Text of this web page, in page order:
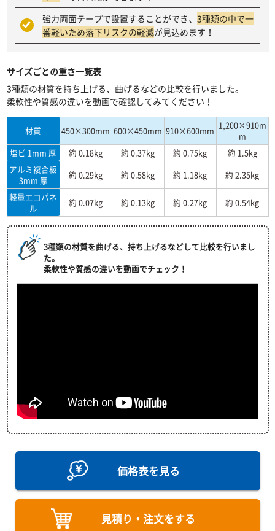
強力両面テープで設置することができ、 3種類の中で一
番軽いため落下リスクの軽減が見込めます！
サイズごとの重さ一覧表
3種類の材質を持ち上げる、曲げるなどの比較を行いました。
柔軟性や質感の違いを動画で確認してみてください！
材質 450×300mm 600×450mm 910×600mm 1,200×910m
m
塩ビ 1mm 厚
約 0.18kg 約 0.37kg 約 0.75kg
約 1.5kg
アルミ複合板
3mm 厚
約 0.29kg 約 0.58kg 約 1.18kg
約 2.35kg
軽量エコパネ
ル
約 0.07kg 約 0.13kg 約 0.27kg 約 0.54kg
3種類の材質を曲げる、持ち上げるなどして比較を行いまし
た。
柔軟性や質感の違いを動画でチェック！
価格表を見る
見積り・注文をする